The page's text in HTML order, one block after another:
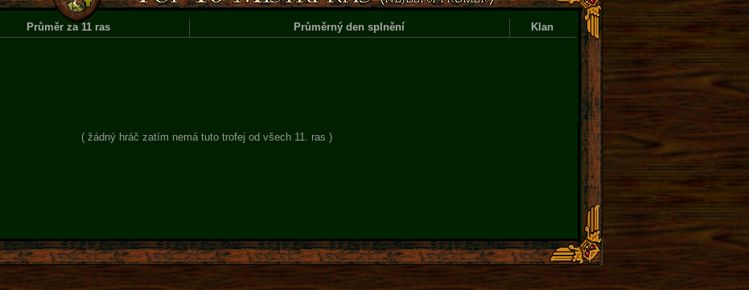
Průměr za 11 ras Průměrný den splnění Klan
( žádný hráč zatím nemá tuto trofej od všech 11. ras )